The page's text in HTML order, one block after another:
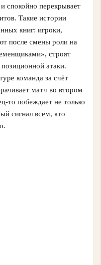
спокойно перекрывает
Такие истории
книг: игроки,
после смены роли на
строят
атаки.
команда за счёт
матч во втором
то побеждает не только
сигнал всем, кто